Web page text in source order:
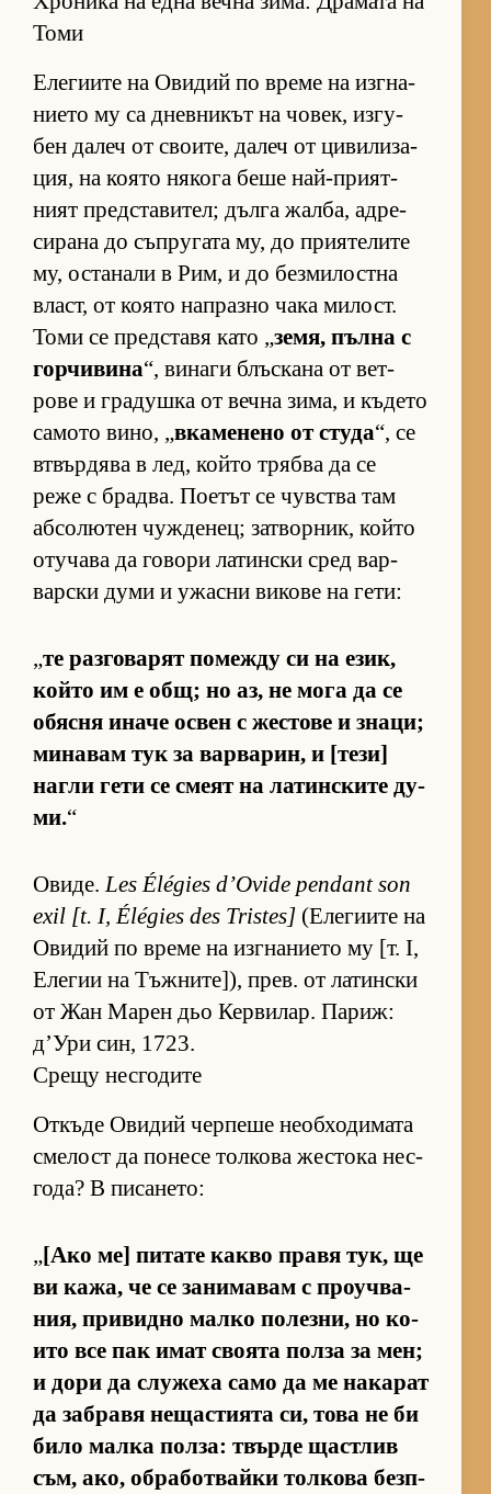
Томи
Еле­ги­ите на Ови­дий по време на из­г­на­
ни­ето му са днев­ни­кът на чо­век, из­гу­
бен да­леч от сво­и­те, да­леч от ци­ви­ли­за­
ция, на ко­ято ня­кога беше най-при­ят­
ният пред­с­та­ви­тел; дълга жал­ба, ад­ре­
си­рана до съп­ру­гата му, до при­я­те­лите
му, ос­та­нали в Рим, и до без­ми­лос­тна
власт, от ко­ято нап­разно чака ми­лост.
Томи се пред­с­тавя като „зе­мя, пълна с
гор­чи­вина“, ви­наги блъс­кана от вет­
рове и гра­душка от вечна зи­ма, и къ­дето
са­мото ви­но, „вка­ме­нено от студа“, се
втвър­дява в лед, който трябва да се
реже с брад­ва. По­е­тът се чув­с­тва там
аб­со­лю­тен чуж­де­нец; зат­вор­ник, който
оту­чава да го­вори ла­тин­ски сред вар­
вар­ски думи и ужасни ви­кове на ге­ти:
„те раз­го­ва­рят по­между си на език,
който им е общ; но аз, не мога да се
обясня иначе ос­вен с жес­тове и зна­ци;
ми­на­вам тук за вар­ва­рин, и [те­зи]
нагли гети се смеят на ла­тин­с­ките ду­
ми.“
Ови­де.Les Élégies d’Ovide pendant son
exil [t. I, Élégies des Tristes] (Е­ле­ги­ите на
Ови­дий по време на из­г­на­ни­ето му [т. I,
Еле­гии на Тъж­ни­те­]), прев. от ла­тин­ски
от Жан Ма­рен дьо Кер­ви­лар. Па­риж:
д’Ури син, 1723.
Срещу несгодите
От­къде Ови­дий чер­пеше не­об­хо­ди­мата
сме­лост да по­несе тол­кова жес­тока нес­
го­да? В пи­са­не­то:
„[Ако ме] пи­тате какво правя тук, ще
ви ка­жа, че се за­ни­ма­вам с про­уч­ва­
ния, при­видно малко по­лез­ни, но ко­
ито все пак имат сво­ята полза за мен;
и дори да слу­жеха само да ме на­ка­рат
да заб­равя не­щас­ти­ята си, това не би
било малка пол­за: твърде щас­т­лив
съм, ако, об­ра­бот­вайки тол­кова без­п­